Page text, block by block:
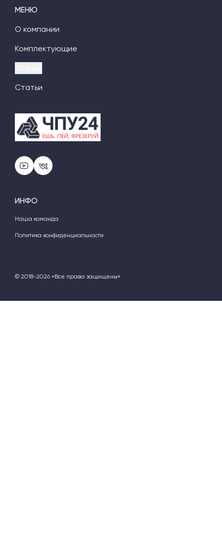
МЕНЮ
О компании
Комплектующие
Статьи
ИНФО
Наша команда
Политика конфиденциальности
© 2018-2026 «Все права защищены»